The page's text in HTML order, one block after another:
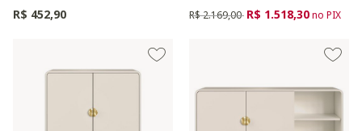
R$ 452,90
Preço reduzido de
R$ 2.169,00 para
R$ 1.518,30no PIX